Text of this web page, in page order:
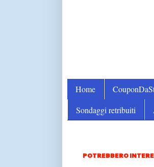
Home
Sondaggi retribuiti
POTREBBERO